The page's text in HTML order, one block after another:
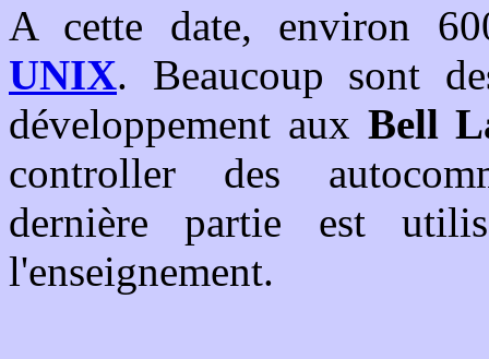
A cette date, environ
UNIX. Beaucoup sont
développement aux Bell
controller des
dernière partie est
l'enseignement.